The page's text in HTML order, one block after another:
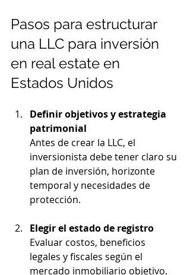
Pasos para estructurar
una LLC para inversión
en real estate en
Estados Unidos
Definir objetivos y estrategia
patrimonial
Antes de crear la LLC, el
inversionista debe tener claro su
plan de inversión, horizonte
temporal y necesidades de
protección.
Elegir el estado de registro
Evaluar costos, beneficios
legales y fiscales según el
mercado inmobiliario objetivo.